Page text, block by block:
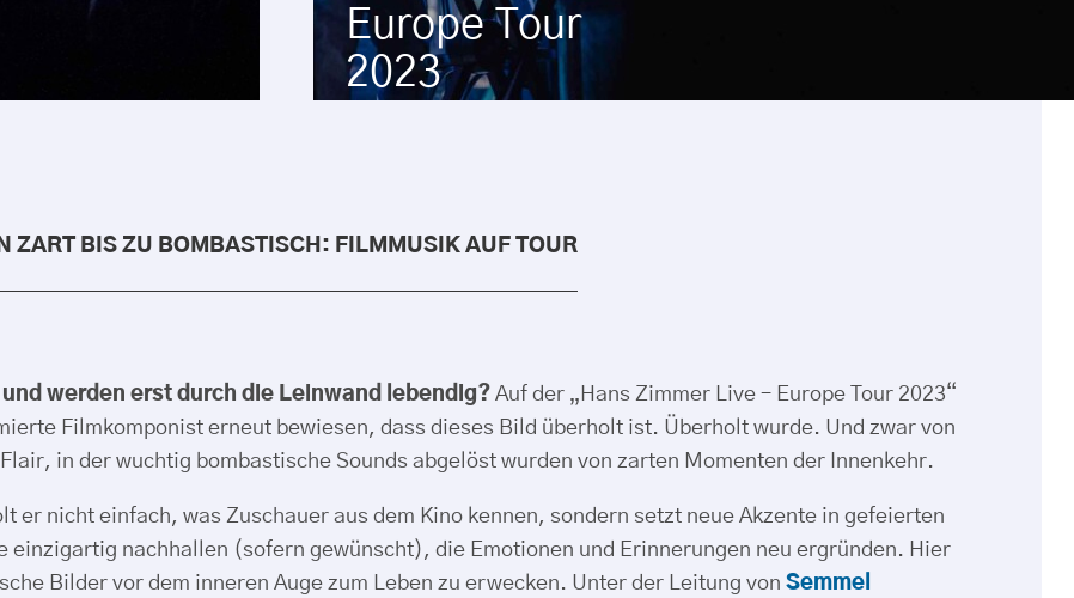
Europe Tour
2023
ZART BIS ZU BOMBASTISCH: FILMMUSIK AUF TOUR
werden erst durch die Leinwand lebendig? Auf der „Hans Zimmer Live – Europe Tour 2023“
Filmkomponist erneut bewiesen, dass dieses Bild überholt ist. Überholt wurde. Und zwar von
in der wuchtig bombastische Sounds abgelöst wurden von zarten Momenten der Innenkehr.
er nicht einfach, was Zuschauer aus dem Kino kennen, sondern setzt neue Akzente in gefeierten
einzigartig nachhallen (sofern gewünscht), die Emotionen und Erinnerungen neu ergründen. Hier
Bilder vor dem inneren Auge zum Leben zu erwecken. Unter der Leitung von Semmel